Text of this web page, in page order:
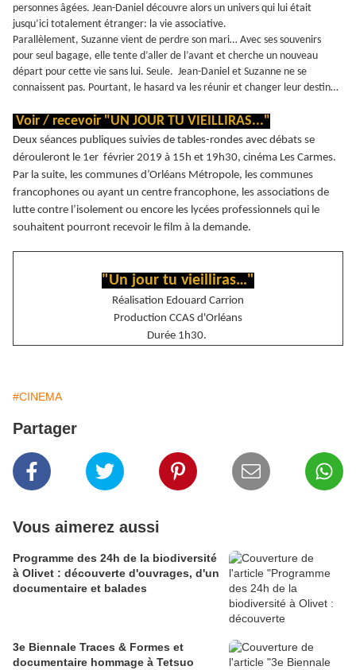
personnes âgées. Jean-Daniel découvre alors un univers qui lui était
jusqu’ici totalement étranger: la vie associative.
Parallèlement, Suzanne vient de perdre son mari… Avec ses souvenirs
pour seul bagage, elle tente d’aller de l’avant et cherche un nouveau
départ pour cette vie sans lui. Seule. Jean-Daniel et Suzanne ne se
connaissent pas. Pourtant, le hasard va les réunir et changer leur destin…
Voir / recevoir "UN JOUR TU VIEILLIRAS..."
Deux séances publiques suivies de tables-rondes avec débats se
dérouleront le 1er février 2019 à 15h et 19h30, cinéma Les Carmes.
Par la suite, les communes d’Orléans Métropole, les communes
francophones ou ayant un centre francophone, les associations de
lutte contre l’isolement ou encore les lycées professionnels qui le
souhaitent pourront recevoir le film à la demande.
"Un jour tu vieilliras…"
Réalisation Edouard Carrion
Production CCAS d'Orléans
Durée 1h30.
#CINEMA
Partager
Vous aimerez aussi
Programme des 24h de la biodiversité
à Olivet : découverte d'ouvrages, d'un
documentaire et balades
3e Biennale Traces & Formes et
documentaire hommage à Tetsuo